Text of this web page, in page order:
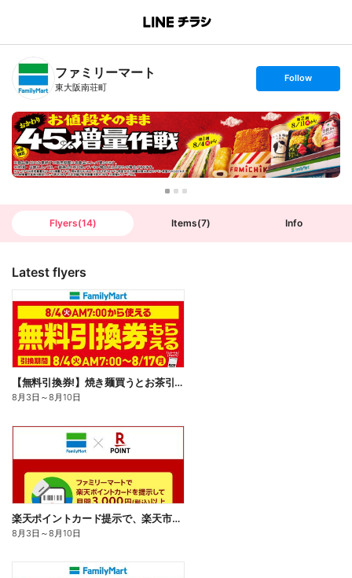
B
n
T
ファミリーマート
東大阪南荘町
s
t
o
l
l
o
w
Follow
Flyers(14) Items(7) Info
Latest flyers
【無料引換券!】焼き麺買うとお茶引換券貰える!
8月3日 ～8月10日
楽天ポイントカード提示で、楽天市場でのお買い物がおトクに!
8月3日 ～8月10日